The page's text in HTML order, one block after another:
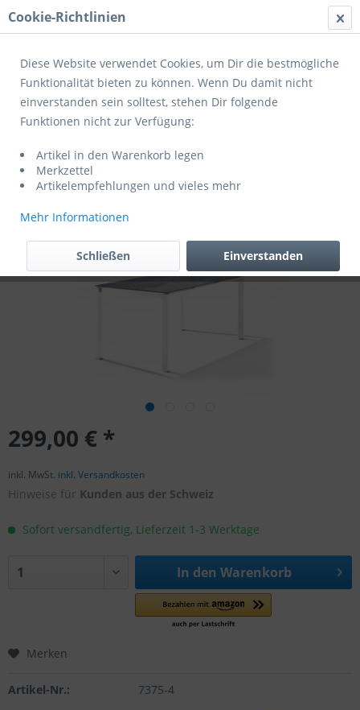
Menü
Übersicht Tische
Tischplatte zement/graphit + Rundrohr-
Gestell eisengrau
299,00 € *
inkl. MwSt. inkl. Versandkosten
Hinweise für Kunden aus der Schweiz
Sofort versandfertig, Lieferzeit 1-3 Werktage
In den Warenkorb
Merken
Artikel-Nr.: 7375-4
Cookie-Richtlinien
Diese Website verwendet Cookies, um Dir die bestmögliche
Funktionalität bieten zu können. Wenn Du damit nicht
einverstanden sein solltest, stehen Dir folgende
Funktionen nicht zur Verfügung:
Artikel in den Warenkorb legen
Merkzettel
Artikelempfehlungen und vieles mehr
Mehr Informationen
Einverstanden
Schließen